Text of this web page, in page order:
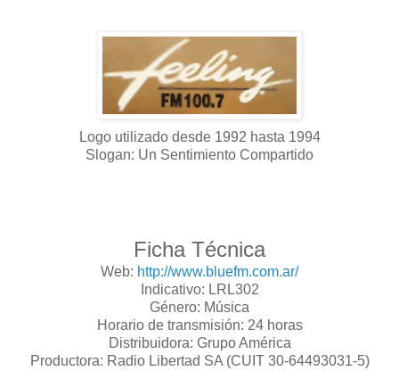
Logo utilizado desde 1992 hasta 1994
Slogan: Un Sentimiento Compartido
Ficha Técnica
Web: http://www.bluefm.com.ar/
Indicativo: LRL302
Género: Música
Horario de transmisión: 24 horas
Distribuidora: Grupo América
Productora: Radio Libertad SA (CUIT 30-64493031-5)